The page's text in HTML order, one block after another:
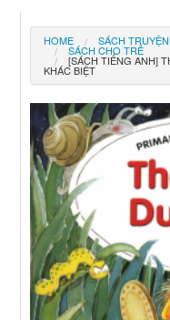
HOME SÁCH TRUYỆN
SÁCH CHO TRẺ
[SÁCH TIẾNG ANH]
KHÁC BIỆT